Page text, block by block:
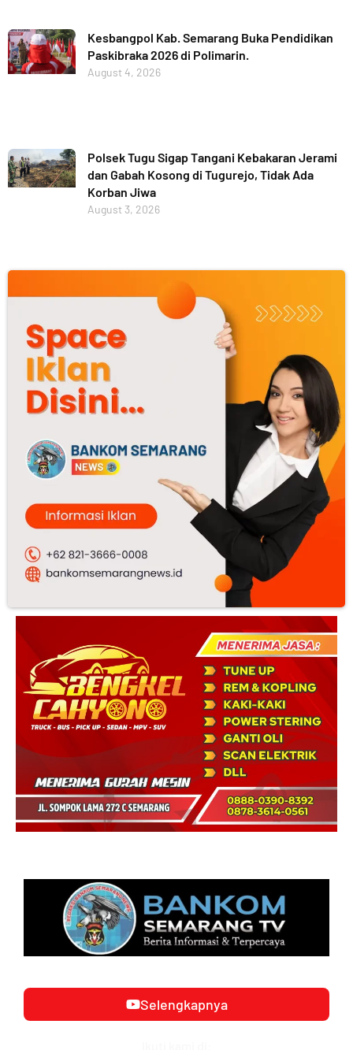
Kesbangpol Kab. Semarang Buka Pendidikan
Paskibraka 2026 di Polimarin.
August 4, 2026
Polsek Tugu Sigap Tangani Kebakaran Jerami
dan Gabah Kosong di Tugurejo, Tidak Ada
Korban Jiwa
August 3, 2026
Selengkapnya